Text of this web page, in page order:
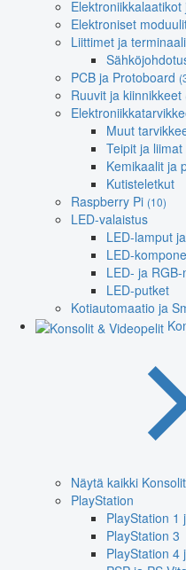
Elektroniikkalaatikot
Elektroniset
Liittimet ja
PCB ja Protoboard
Ruuvit ja kiinnikkeet
Muut
Teipit ja liimat
Kemikaalit ja
Kutisteletkut
Raspberry Pi (10)
LED-valaistus
LED-lamput
LED-
LED- ja
LED-putket
Kotiautomaatio ja
Näytä kaikki
PlayStation
PlayStation 1
PlayStation 3
PlayStation 4